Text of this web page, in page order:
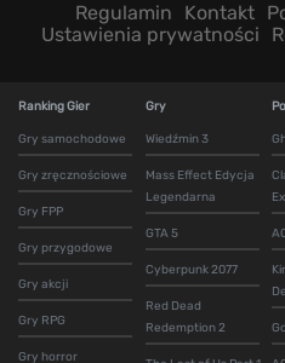
Regulamin Kontakt
Ustawienia prywatności
Ranking Gier
Gry samochodowe
Gry zręcznościowe
Gry FPP
Gry przygodowe
Gry akcji
Gry RPG
Gry horror
Gry
Wiedźmin 3
Mass Effect Edycja
Legendarna
GTA 5
Cyberpunk 2077
Red Dead
Redemption 2